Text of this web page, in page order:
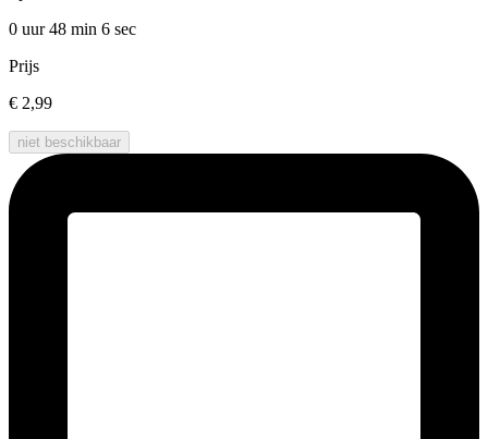
0 uur 48 min 6 sec
Prijs
€ 2,99
niet beschikbaar